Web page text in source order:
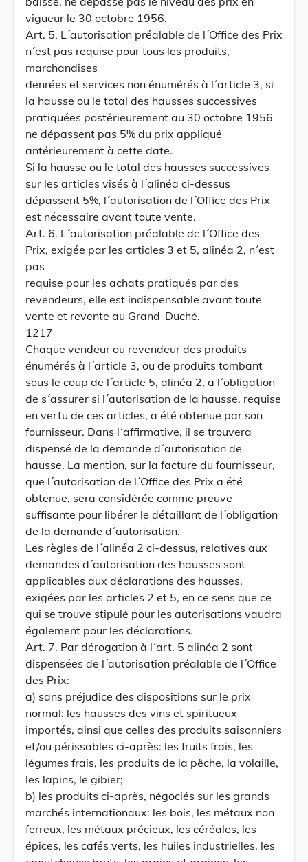
vigueur le 30 octobre 1956.
Art. 5. L´autorisation préalable de l´Office des Prix
n´est pas requise pour tous les produits,
marchandises
denrées et services non énumérés à l´article 3, si
la hausse ou le total des hausses successives
pratiquées postérieurement au 30 octobre 1956
ne dépassent pas 5% du prix appliqué
antérieurement à cette date.
Si la hausse ou le total des hausses successives
sur les articles visés à l´alinéa ci-dessus
dépassent 5%, l´autorisation de l´Office des Prix
est nécessaire avant toute vente.
Art. 6. L´autorisation préalable de l´Office des
Prix, exigée par les articles 3 et 5, alinéa 2, n´est
pas
requise pour les achats pratiqués par des
revendeurs, elle est indispensable avant toute
vente et revente au Grand-Duché.
1217
Chaque vendeur ou revendeur des produits
énumérés à l´article 3, ou de produits tombant
sous le coup de l´article 5, alinéa 2, a l´obligation
de s´assurer si l´autorisation de la hausse, requise
en vertu de ces articles, a été obtenue par son
fournisseur. Dans l´affirmative, il se trouvera
dispensé de la demande d´autorisation de
hausse. La mention, sur la facture du fournisseur,
que l´autorisation de l´Office des Prix a été
obtenue, sera considérée comme preuve
suffisante pour libérer le détaillant de l´obligation
de la demande d´autorisation.
Les règles de l´alinéa 2 ci-dessus, relatives aux
demandes d´autorisation des hausses sont
applicables aux déclarations des hausses,
exigées par les articles 2 et 5, en ce sens que ce
qui se trouve stipulé pour les autorisations vaudra
également pour les déclarations.
Art. 7. Par dérogation à l´art. 5 alinéa 2 sont
dispensées de l´autorisation préalable de l´Office
des Prix:
a) sans préjudice des dispositions sur le prix
normal: les hausses des vins et spiritueux
importés, ainsi que celles des produits saisonniers
et/ou périssables ci-après: les fruits frais, les
légumes frais, les produits de la pêche, la volaille,
les lapins, le gibier;
b) les produits ci-après, négociés sur les grands
marchés internationaux: les bois, les métaux non
ferreux, les métaux précieux, les céréales, les
épices, les cafés verts, les huiles industrielles, les